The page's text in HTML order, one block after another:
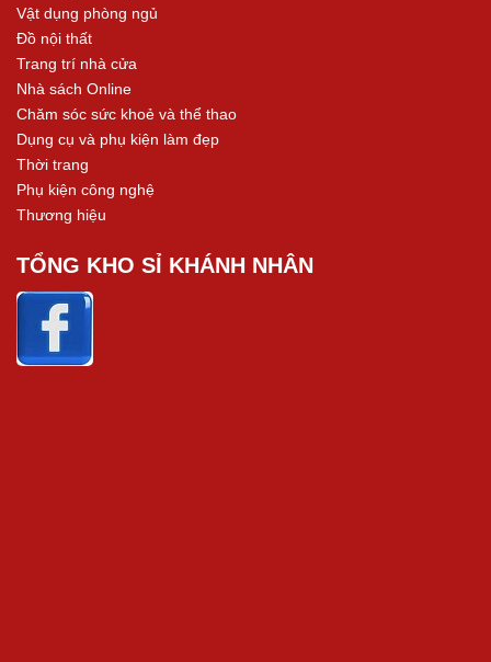
Vật dụng phòng ngủ
Đồ nội thất
Trang trí nhà cửa
Nhà sách Online
Chăm sóc sức khoẻ và thể thao
Dụng cụ và phụ kiện làm đẹp
Thời trang
Phụ kiện công nghệ
Thương hiệu
TỔNG KHO SỈ KHÁNH NHÂN